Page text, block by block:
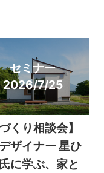
セミナー
2026/7/25
づくり相談会】
ザイナー 星ひ
に学ぶ、家と